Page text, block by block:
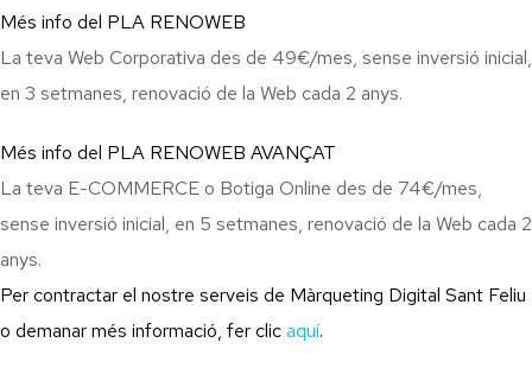
Més info del PLA RENOWEB
La teva Web Corporativa des de 49€/mes, sense inversió inicial,
en 3 setmanes, renovació de la Web cada 2 anys.
Més info del PLA RENOWEB AVANÇAT
La teva E-COMMERCE o Botiga Online des de 74€/mes,
sense inversió inicial, en 5 setmanes, renovació de la Web cada 2
anys.
Per contractar el nostre serveis de Màrqueting Digital Sant Feliu
o demanar més informació, fer clicaquí.